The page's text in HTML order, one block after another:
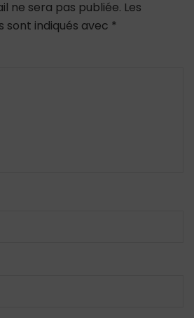
ne sera pas publiée. Les
sont indiqués avec *